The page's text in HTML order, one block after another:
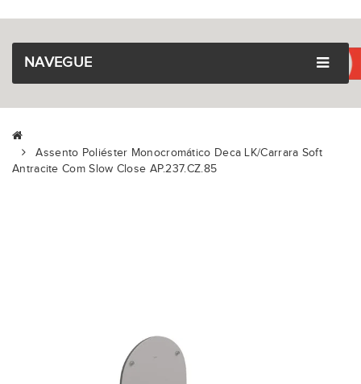
NAVEGUE
Assento Poliéster Monocromático Deca LK/Carrara Soft
Antracite Com Slow Close AP.237.CZ.85